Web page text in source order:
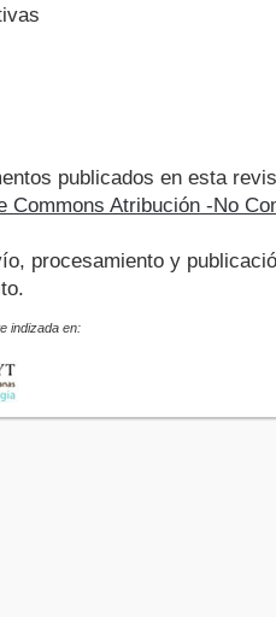
publicados en esta
Commons Atribución -No
procesamiento y
indizada en: